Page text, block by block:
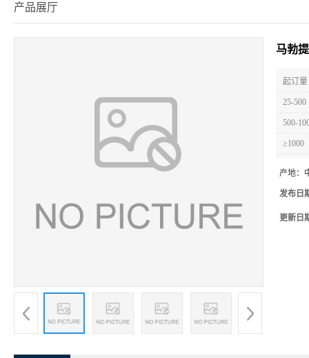
产品展厅
马勃
起订
25-500
500-
≥1000
产地：
发布日
更新日